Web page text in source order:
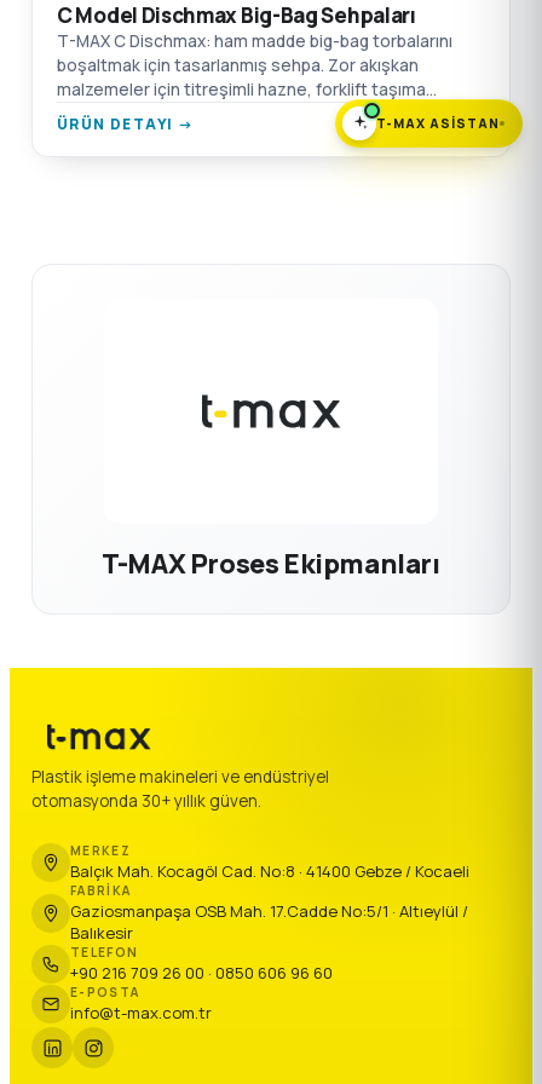
C Model Dischmax Big-Bag Sehpaları
T-MAX C Dischmax: ham madde big-bag torbalarını
boşaltmak için tasarlanmış sehpa. Zor akışkan
malzemeler için titreşimli hazne, forklift taşıma
noktaları, emiş kutusu flanş bağlantısı.
ÜRÜN DETAYI →
T-MAX Proses Ekipmanları
Plastik işleme makineleri ve endüstriyel
otomasyonda 30+ yıllık güven.
MERKEZ
Balçık Mah. Kocagöl Cad. No:8 · 41400 Gebze / Kocaeli
FABRIKA
Gaziosmanpaşa OSB Mah. 17.Cadde No:5/1 · Altıeylül /
Balıkesir
TELEFON
+90 216 709 26 00 · 0850 606 96 60
E-POSTA
info@t-max.com.tr
T-MAX ASISTAN